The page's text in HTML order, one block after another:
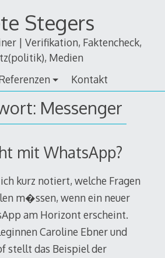
Stegers
| Verifikation, Faktencheck,
Medien
Kontakt
Messenger
mit WhatsApp?
kurz notiert, welche Fragen
m�ssen, wenn ein neuer
am Horizont erscheint.
Caroline Ebner und
stellt das Beispiel der